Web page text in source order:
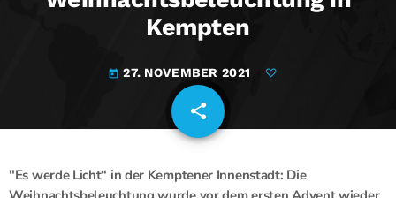
Kempten
today 27. NOVEMBER 2021
share
email
"Es werde Licht“ in der Kemptener Innenstadt: Die